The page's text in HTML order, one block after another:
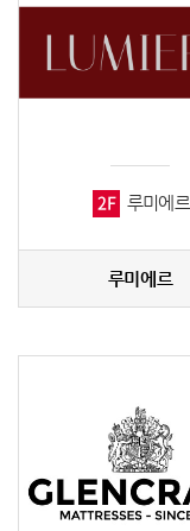
2F 루미에르
루미에르